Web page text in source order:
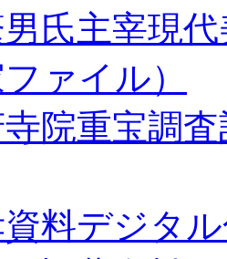
氏主宰現
ファイル）
院重宝調
料デジタ